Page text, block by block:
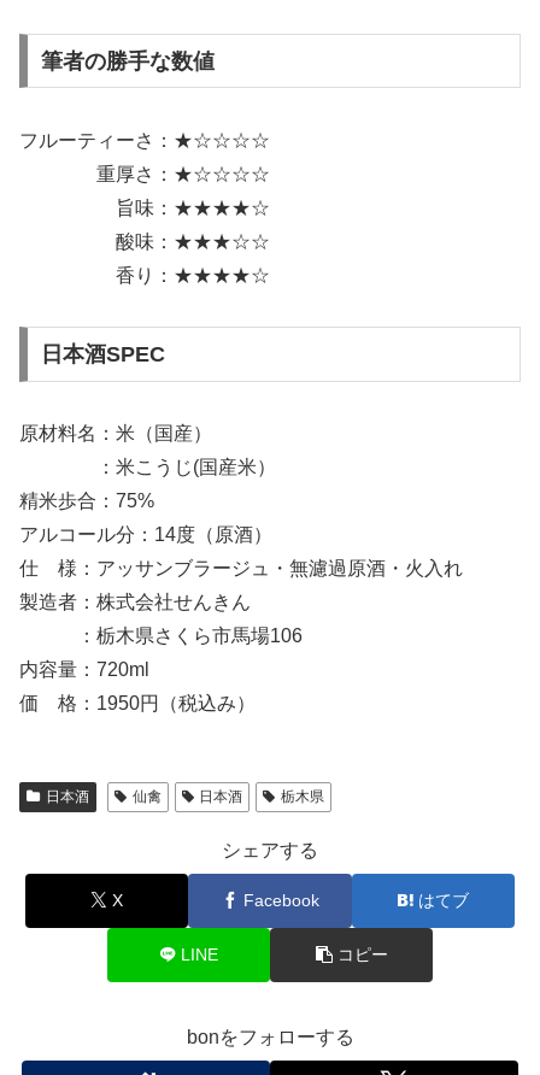
筆者の勝手な数値
フルーティーさ：★☆☆☆☆
重厚さ：★☆☆☆☆
旨味：★★★★☆
酸味：★★★☆☆
香り：★★★★☆
日本酒SPEC
原材料名：米（国産）
：米こうじ(国産米）
精米歩合：75%
アルコール分：14度（原酒）
仕 様：アッサンブラージュ・無濾過原酒・火入れ
製造者：株式会社せんきん
：栃木県さくら市馬場106
内容量：720ml
価 格：1950円（税込み）
日本酒 仙禽 日本酒 栃木県
シェアする
X Facebook はてブ
LINE コピー
bonをフォローする